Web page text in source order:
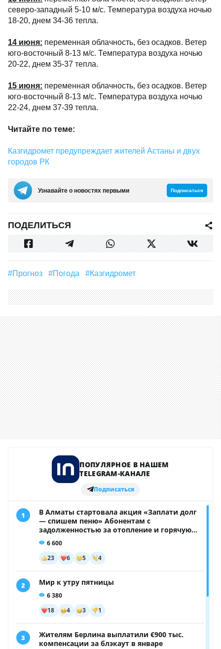
северо-западный 5-10 м/с. Температура воздуха ночью
18-20, днем 34-36 тепла.
14 июня: переменная облачность, без осадков. Ветер
юго-восточный 8-13 м/с. Температура воздуха ночью
20-22, днем 35-37 тепла.
15 июня: переменная облачность, без осадков. Ветер
юго-восточный 8-13 м/с. Температура воздуха ночью
22-24, днем 37-39 тепла.
Читайте по теме:
Казгидромет предупреждает жителей Астаны и двух
городов РК
Узнавайте о новостях первыми Подписаться
ПОДЕЛИТЬСЯ
#прогноз #погода #Казгидромет